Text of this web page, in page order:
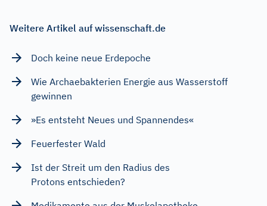
Weitere Artikel auf wissenschaft.de
Doch keine neue Erdepoche
Wie Archaebakterien Energie aus Wasserstoff
gewinnen
»Es entsteht Neues und Spannendes«
Feuerfester Wald
Ist der Streit um den Radius des
Protons entschieden?